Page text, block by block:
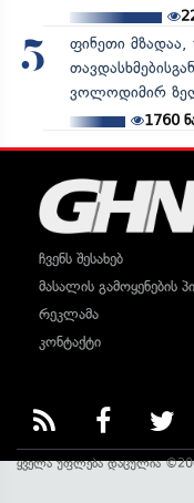
5
ფინეთი მზადაა,
ვოლოდიმირ
1760
ჩვენს შესახებ
მასალის გამოყენების
რეკლამა
კონტაქტი
ყველა უფლება დაცულია